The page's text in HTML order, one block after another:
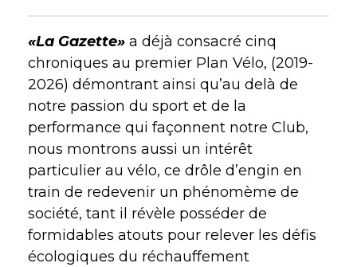
«La Gazette» a déjà consacré cinq
chroniques au premier Plan Vélo, (2019-
2026) démontrant ainsi qu’au delà de
notre passion du sport et de la
performance qui façonnent notre Club,
nous montrons aussi un intérêt
particulier au vélo, ce drôle d’engin en
train de redevenir un phénomème de
société, tant il révèle posséder de
formidables atouts pour relever les défis
écologiques du réchauffement